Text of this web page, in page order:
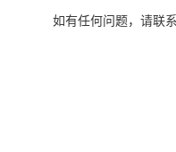
如有任何问题，请联系